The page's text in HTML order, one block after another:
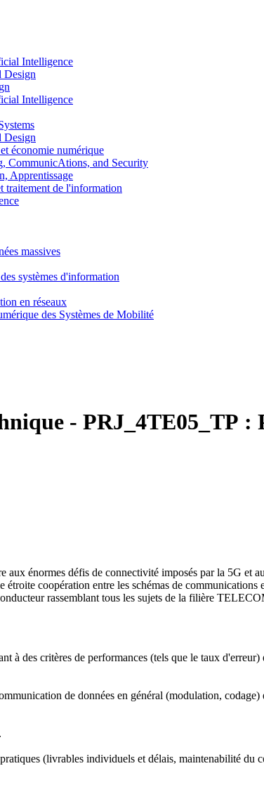
Intelligence
Design
Intelligence
Design
économie numérique
and Security
Apprentissage
traitement de l'information
massives
systèmes d'information
en réseaux
des Systèmes de Mobilité
- PRJ_4TE05_TP :
aux énormes défis de connectivité imposés par la 5G et
étroite coopération entre les schémas de communications
rassemblant tous les sujets de la filière
à des critères de performances (tels que le taux
de données en général (modulation,
(livrables individuels et délais, maintenabilité du